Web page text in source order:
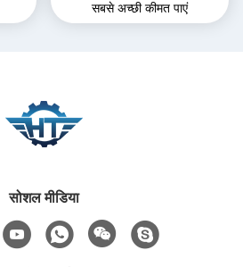
ट्रैकर स्लीव ड्राइव
सबसे अच्छी कीमत पाएं
सोशल मीडिया